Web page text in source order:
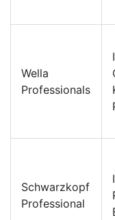
Wella
Professionals
Schwarzkopf
Professional